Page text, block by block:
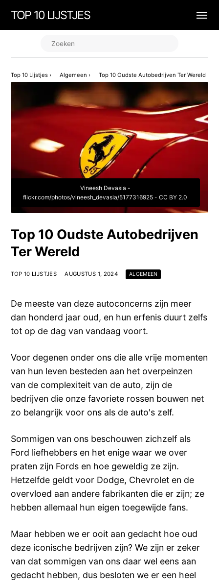
TOP 10 LIJSTJES
Top 10 Lijstjes › Algemeen › Top 10 Oudste Autobedrijven Ter Wereld
Vineesh Devasia -
flickr.com/photos/vineesh_devasia/5177316925 - CC BY 2.0
Top 10 Oudste Autobedrijven
Ter Wereld
TOP 10 LIJSTJES AUGUSTUS 1, 2024 ALGEMEEN
De meeste van deze autoconcerns zijn meer
dan honderd jaar oud, en hun erfenis duurt zelfs
tot op de dag van vandaag voort.
Voor degenen onder ons die alle vrije momenten
van hun leven besteden aan het overpeinzen
van de complexiteit van de auto, zijn de
bedrijven die onze favoriete rossen bouwen net
zo belangrijk voor ons als de auto's zelf.
Sommigen van ons beschouwen zichzelf als
Ford liefhebbers en het enige waar we over
praten zijn Fords en hoe geweldig ze zijn.
Hetzelfde geldt voor Dodge, Chevrolet en de
overvloed aan andere fabrikanten die er zijn; ze
hebben allemaal hun eigen toegewijde fans.
Maar hebben we er ooit aan gedacht hoe oud
deze iconische bedrijven zijn? We zijn er zeker
van dat sommigen van ons daar wel eens aan
gedacht hebben, dus besloten we er een heel